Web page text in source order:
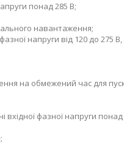
понад 285 В;
навантаження;
фазної напруги від 120 до 275
на обмежений час для
фазної напруги понад